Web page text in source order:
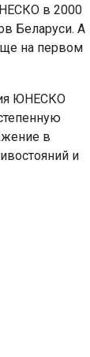
в 2000
Беларуси. А
на первом
ЮНЕСКО
в
и